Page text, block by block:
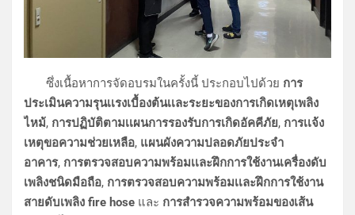
ซึ่งเนื้อหาการจัดอบรมในครั้งนี้ ประกอบไปด้วย การ
ประเมินความรุนเเรงเบื้องต้นเเละระยะของการเกิดเหตุเพลิง
ไหม้, การปฏิบัติตามเเผนการรองรับการเกิดอัคคีภัย, การเเจ้ง
เหตุขอความช่วยเหลือ, แผนผังความปลอดภัยประจำ
อาคาร, การตรวจสอบความพร้อมเเละฝึกการใช้งานเครื่องดับ
เพลิงชนิดมือถือ, การตรวจสอบความพร้อมเเละฝึกการใช้งาน
สายดับเพลิง fire hose และ การสำรวจความพร้อมของเส้น